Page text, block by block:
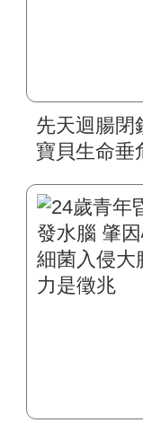
先天迴腸閉
寶貝生命垂
手術搶救